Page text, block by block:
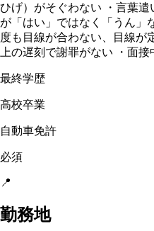
ひげ）がそぐわない ・言葉
が「はい」ではなく「うん」
度も目線が合わない、目線が
上の遅刻で謝罪がない ・面
最終学歴
高校卒業
自動車免許
必須
📍
勤務地